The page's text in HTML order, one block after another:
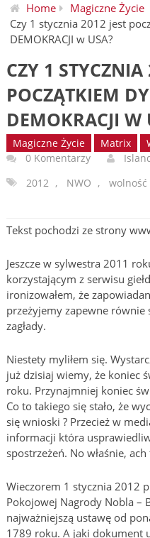
Home Magiczne Życie
Czy 1 stycznia 2012 jest
DEMOKRACJI w USA?
CZY 1 STYCZNIA
POCZĄTKIEM
DEMOKRACJI W
Magiczne Życie Matrix
0 Komentarzy
2012 , NWO , wolność
Tekst pochodzi ze strony
Jeszcze w sylwestra 2011
korzystającym z serwisu
ironizowałem, że
przeżyjemy zapewne równie
zagłady.
Niestety myliłem się.
już dzisiaj wiemy, że koniec
roku. Przynajmniej koniec
Co to takiego się stało, że
się wnioski ? Przecież w
informacji która
spostrzeżeń. No właśnie,
Wieczorem 1 stycznia 2012
Pokojowej Nagrody Nobla –
najważniejszą ustawę od
1789 roku. A jaki dokument